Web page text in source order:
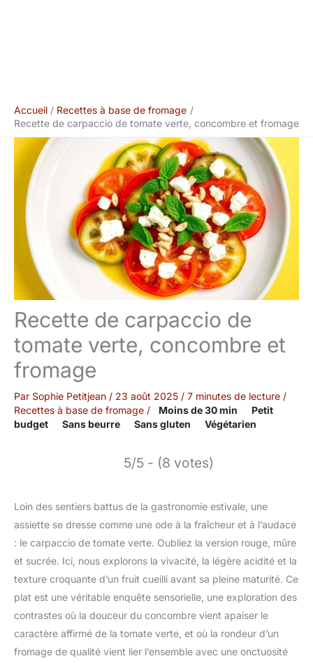
Accueil
Recettes à base de fromage
Recette de carpaccio de tomate verte, concombre et fromage
Recette de carpaccio de
tomate verte, concombre et
fromage
Par Sophie Petitjean / 23 août 2025 / 7 minutes de lecture /
Recettes à base de fromage / Moins de 30 min
Petit
budget
Sans beurre Sans gluten Végétarien
5/5 - (8 votes)
Loin des sentiers battus de la gastronomie estivale, une
assiette se dresse comme une ode à la fraîcheur et à l’audace
: le carpaccio de tomate verte. Oubliez la version rouge, mûre
et sucrée. Ici, nous explorons la vivacité, la légère acidité et la
texture croquante d’un fruit cueilli avant sa pleine maturité. Ce
plat est une véritable enquête sensorielle, une exploration des
contrastes où la douceur du concombre vient apaiser le
caractère affirmé de la tomate verte, et où la rondeur d’un
fromage de qualité vient lier l’ensemble avec une onctuosité